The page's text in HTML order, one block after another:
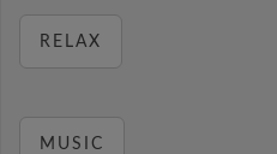
RELAX
MUSIC